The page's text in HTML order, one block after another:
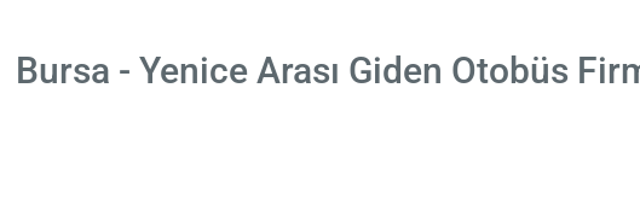
Bursa - Yenice Arası Giden Otobüs